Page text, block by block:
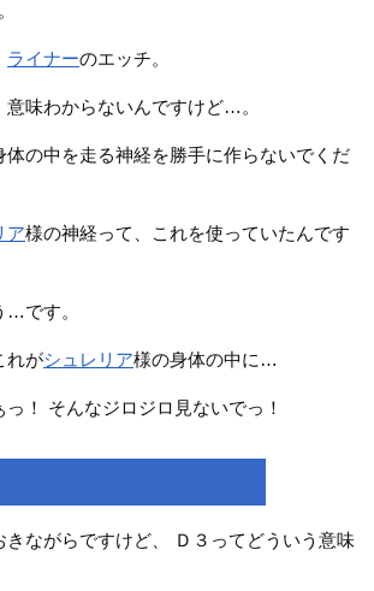
ライナーのエッチ。
意味わからないんですけど…。
体の中を走る神経を勝手に作らないでくだ
ア様の神経って、これを使っていたんです
です。
れがシュレリア様の身体の中に…
っ！ そんなジロジロ見ないでっ！
きながらですけど、 Ｄ３ってどういう意味